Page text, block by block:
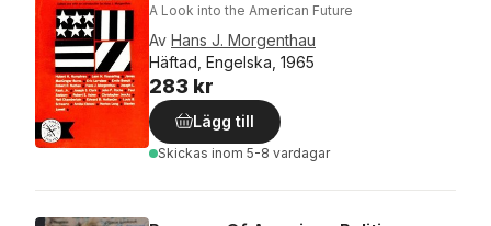
A Look into the American Future
Av Hans J. Morgenthau
Häftad, Engelska, 1965
283 kr
Lägg till
Skickas inom 5-8 vardagar